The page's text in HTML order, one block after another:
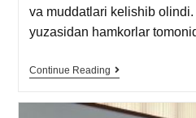
va muddatlari kelishib
yuzasidan hamkorlar
Continue Reading